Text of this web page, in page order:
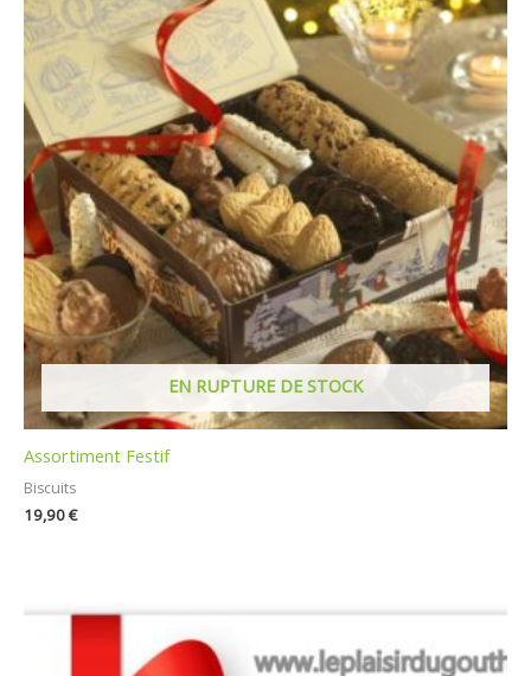
EN RUPTURE DE STOCK
Assortiment Festif
Biscuits
19,90€
25,00 €